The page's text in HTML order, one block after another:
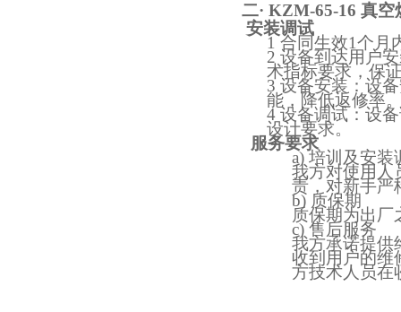
二· KZM-65-16 真空
安装调试
1 合同生效1个月
2 设备到达用户
术指标要求，保
3 设备安装：设
能，降低返修率
4 设备调试：设
设计要求。
服务要求
a)培训及安装
我方对使用人
责，对新手严
b) 质保期
质保期为出厂
c) 售后服务
我方承诺提供
收到用户的维
方技术人员在